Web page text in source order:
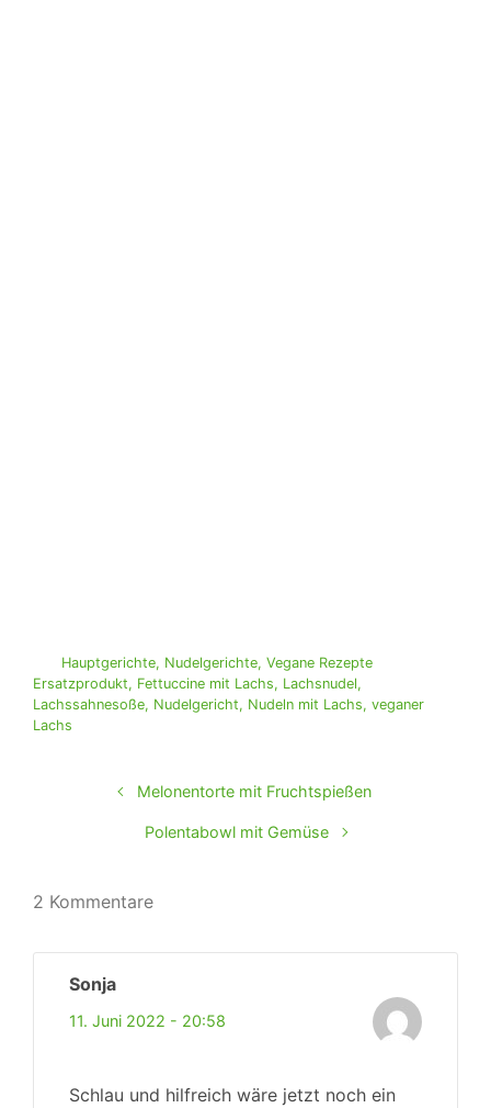
Hauptgerichte, Nudelgerichte, Vegane Rezepte
Ersatzprodukt, Fettuccine mit Lachs, Lachsnudel,
Lachssahnesoße, Nudelgericht, Nudeln mit Lachs, veganer
Lachs
Melonentorte mit Fruchtspießen
Polentabowl mit Gemüse
2 Kommentare
Sonja
11. Juni 2022 - 20:58
Schlau und hilfreich wäre jetzt noch ein